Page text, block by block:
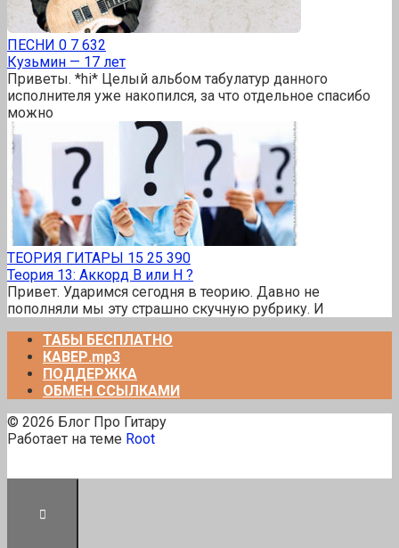
ПЕСНИ 0 7 632
Кузьмин — 17 лет
Приветы. *hi* Целый альбом табулатур данного
исполнителя уже накопился, за что отдельное спасибо
можно
ТЕОРИЯ ГИТАРЫ 15 25 390
Теория 13: Аккорд B или H ?
Привет. Ударимся сегодня в теорию. Давно не
пополняли мы эту страшно скучную рубрику. И
ТАБЫ БЕСПЛАТНО
КАВЕР.mp3
ПОДДЕРЖКА
ОБМЕН ССЫЛКАМИ
© 2026 Блог Про Гитару
Работает на теме Root